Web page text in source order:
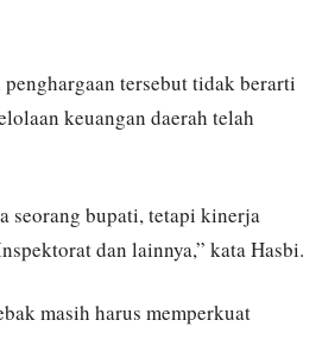
tersebut tidak berarti
keuangan daerah telah
seorang bupati, tetapi kinerja
dan lainnya,” kata Hasbi.
masih harus memperkuat